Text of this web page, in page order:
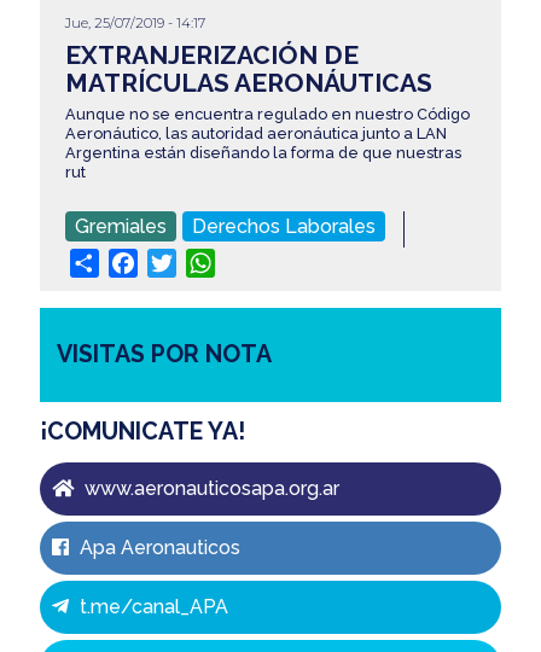
Jue, 25/07/2019 - 14:17
EXTRANJERIZACIÓN DE
MATRÍCULAS AERONÁUTICAS
Aunque no se encuentra regulado en nuestro Código
Aeronáutico, las autoridad aeronáutica junto a LAN
Argentina están diseñando la forma de que nuestras
rut
Gremiales
Derechos Laborales
Share Facebook
Twitter
VISITAS POR NOTA
¡COMUNICATE YA!
www.aeronauticosapa.org.ar
Apa Aeronauticos
t.me/canal_APA